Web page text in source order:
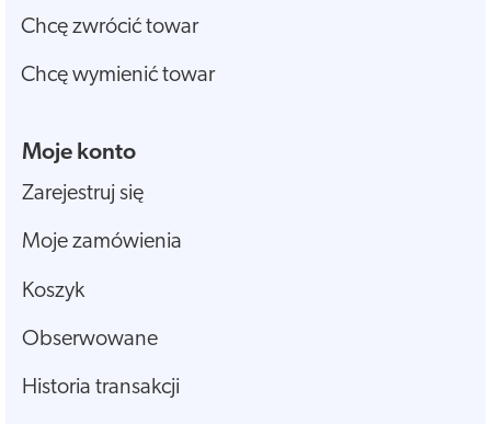
Chcę zwrócić towar
Chcę wymienić towar
Moje konto
Zarejestruj się
Moje zamówienia
Koszyk
Obserwowane
Historia transakcji